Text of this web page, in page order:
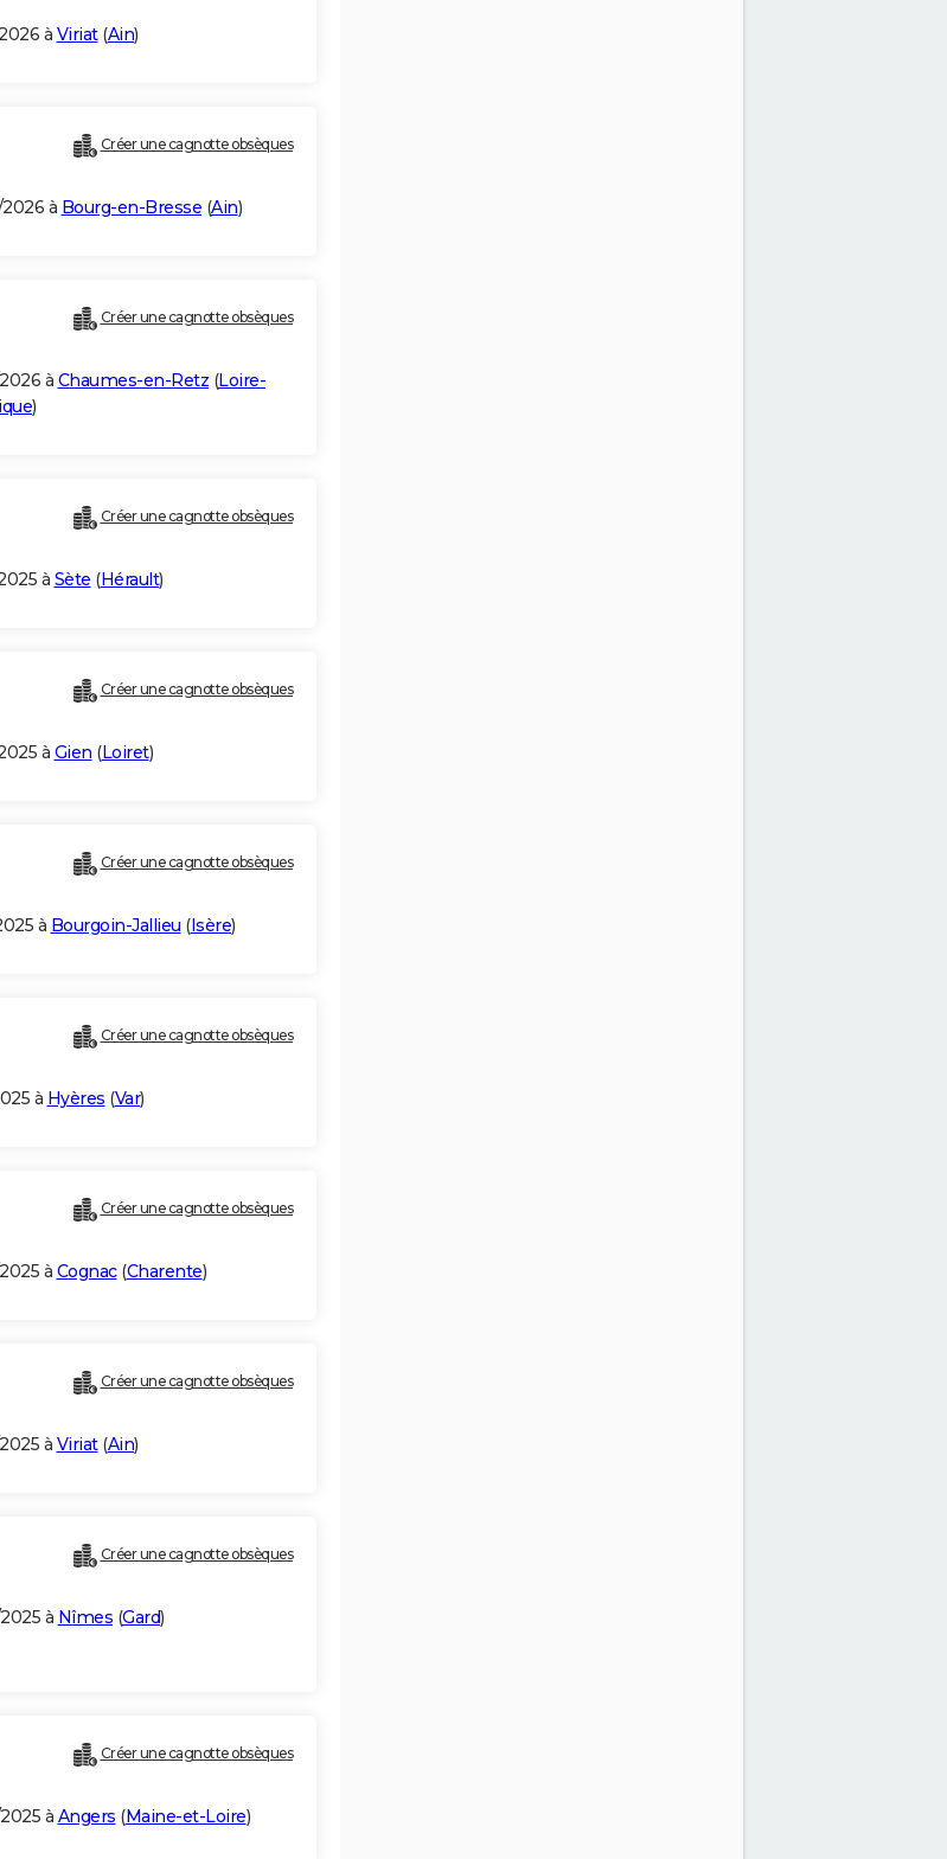
à Viriat(Ain)
Créer une cagnotte obsèques
à Bourg-en-Bresse (Ain)
Créer une cagnotte obsèques
à Chaumes-en-Retz (Loire-
)
Créer une cagnotte obsèques
à Sète (Hérault)
Créer une cagnotte obsèques
à Gien (Loiret)
Créer une cagnotte obsèques
à Bourgoin-Jallieu (Isère)
Créer une cagnotte obsèques
à Hyères (Var)
Créer une cagnotte obsèques
à Cognac(Charente)
Créer une cagnotte obsèques
à Viriat(Ain)
Créer une cagnotte obsèques
à Nîmes (Gard)
Créer une cagnotte obsèques
à Angers (Maine-et-Loire)